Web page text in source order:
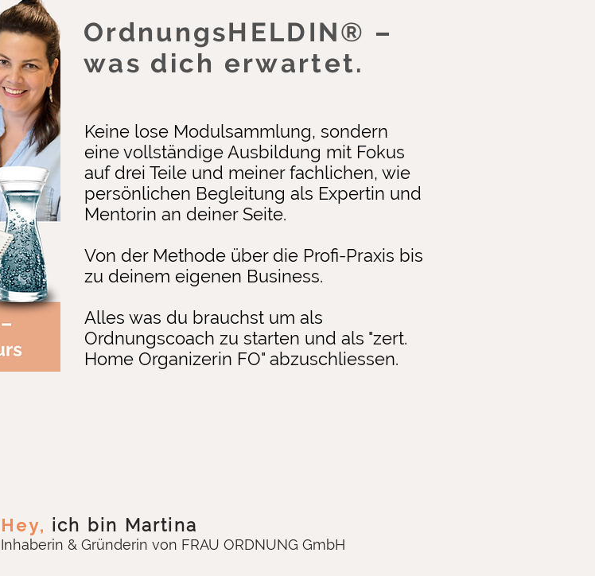
OrdnungsHELDIN® –
was dich erwartet.
Keine lose Modulsammlung, sondern
eine vollständige Ausbildung mit Fokus
auf drei Teile und meiner fachlichen, wie
persönlichen Begleitung als Expertin und
Mentorin an deiner Seite.
Von der Methode über die Profi-Praxis bis
zu deinem eigenen Business.
Alles was du brauchst um als
Ordnungscoach zu starten und als "zert.
Home Organizerin FO" abzuschliessen.
Hey, ich bin Martina
Inhaberin & Gründerin von FRAU ORDNUNG GmbH